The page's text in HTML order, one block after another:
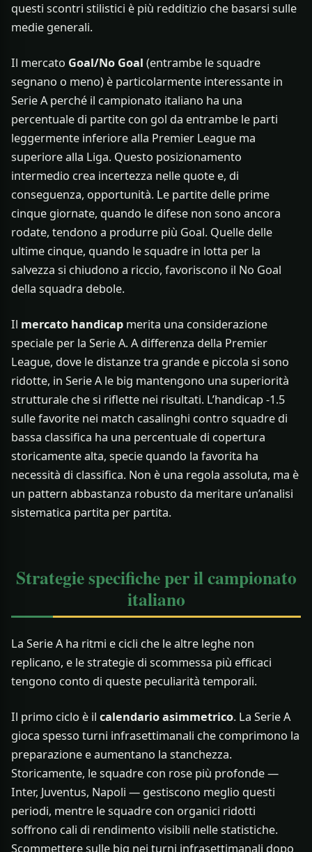
questi scontri stilistici è più redditizio che basarsi sulle
medie generali.
Il mercato Goal/No Goal (entrambe le squadre
segnano o meno) è particolarmente interessante in
Serie A perché il campionato italiano ha una
percentuale di partite con gol da entrambe le parti
leggermente inferiore alla Premier League ma
superiore alla Liga. Questo posizionamento
intermedio crea incertezza nelle quote e, di
conseguenza, opportunità. Le partite delle prime
cinque giornate, quando le difese non sono ancora
rodate, tendono a produrre più Goal. Quelle delle
ultime cinque, quando le squadre in lotta per la
salvezza si chiudono a riccio, favoriscono il No Goal
della squadra debole.
Il mercato handicap merita una considerazione
speciale per la Serie A. A differenza della Premier
League, dove le distanze tra grande e piccola si sono
ridotte, in Serie A le big mantengono una superiorità
strutturale che si riflette nei risultati. L’handicap -1.5
sulle favorite nei match casalinghi contro squadre di
bassa classifica ha una percentuale di copertura
storicamente alta, specie quando la favorita ha
necessità di classifica. Non è una regola assoluta, ma è
un pattern abbastanza robusto da meritare un’analisi
sistematica partita per partita.
Strategie specifiche per il campionato
italiano
La Serie A ha ritmi e cicli che le altre leghe non
replicano, e le strategie di scommessa più efficaci
tengono conto di queste peculiarità temporali.
Il primo ciclo è il calendario asimmetrico. La Serie A
gioca spesso turni infrasettimanali che comprimono la
preparazione e aumentano la stanchezza.
Storicamente, le squadre con rose più profonde —
Inter, Juventus, Napoli — gestiscono meglio questi
periodi, mentre le squadre con organici ridotti
soffrono cali di rendimento visibili nelle statistiche.
Scommettere sulle big nei turni infrasettimanali dopo